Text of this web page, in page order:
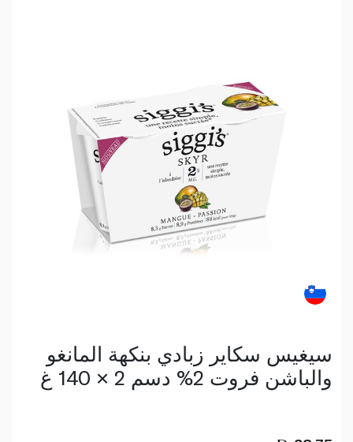
سيغيس سكاير زبادي بنكهة المانغو
والباشن فروت 2% دسم 2 × 140 غ